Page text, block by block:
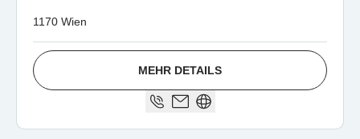
1170 Wien
MEHR DETAILS